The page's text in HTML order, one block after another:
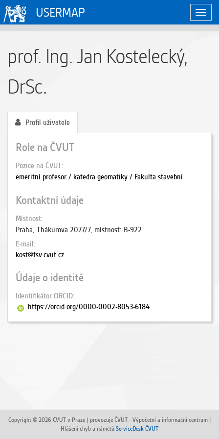
USERMAP
prof. Ing. Jan Kostelecký,
DrSc.
Profil uživatele
Role na ČVUT
Pozice na ČVUT
emeritní profesor / katedra geomatiky / Fakulta stavební
Kontaktní údaje
Místnost
Praha, Thákurova 2077/7, místnost: B-922
E-mail
kost@fsv.cvut.cz
Údaje o identitě
Identifikátor ORCID
https://orcid.org/0000-0002-8053-6184
Copyright © 2026 ČVUT v Praze | provozuje ČVUT - Výpočetní a informační centrum |
Hlášení chyb a námětů ServiceDesk ČVUT